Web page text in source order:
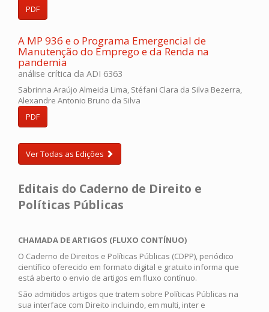
PDF
A MP 936 e o Programa Emergencial de
Manutenção do Emprego e da Renda na
pandemia
análise crítica da ADI 6363
Sabrinna Araújo Almeida Lima, Stéfani Clara da Silva Bezerra,
Alexandre Antonio Bruno da Silva
PDF
Ver Todas as Edições
Editais do Caderno de Direito e
Políticas Públicas
CHAMADA DE ARTIGOS (FLUXO CONTÍNUO)
O Caderno de Direitos e Políticas Públicas (CDPP), periódico
científico oferecido em formato digital e gratuito informa que
está aberto o envio de artigos em fluxo contínuo.
São admitidos artigos que tratem sobre Políticas Públicas na
sua interface com Direito incluindo, em multi, inter e